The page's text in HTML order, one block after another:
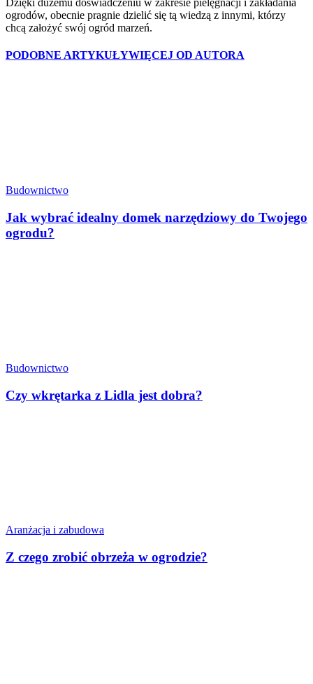
Dzięki dużemu doświadczeniu w zakresie pielęgnacji i zakładania
ogrodów, obecnie pragnie dzielić się tą wiedzą z innymi, którzy
chcą założyć swój ogród marzeń.
PODOBNE ARTYKUŁYWIĘCEJ OD AUTORA
Budownictwo
Jak wybrać idealny domek narzędziowy do Twojego
ogrodu?
Budownictwo
Czy wkrętarka z Lidla jest dobra?
Aranżacja i zabudowa
Z czego zrobić obrzeża w ogrodzie?